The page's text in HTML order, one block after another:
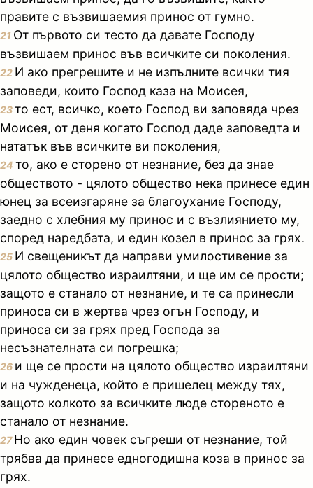
правите с възвишаемия принос от гумно.
21 От първото си тесто да давате Господу
възвишаем принос във всичките си поколения.
22 И ако прегрешите и не изпълните всички тия
заповеди, които Господ каза на Моисея,
23то ест, всичко, което Господ ви заповяда чрез
Моисея, от деня когато Господ даде заповедта и
нататък във всичките ви поколения,
24 то, ако е сторено от незнание, без да знае
обществото - цялото общество нека принесе един
юнец за всеизгаряне за благоухание Господу,
заедно с хлебния му принос и с възлиянието му,
според наредбата, и един козел в принос за грях.
25 И свещеникът да направи умилостивение за
цялото общество израилтяни, и ще им се прости;
защото е станало от незнание, и те са принесли
приноса си в жертва чрез огън Господу, и
приноса си за грях пред Господа за
несъзнателната си погрешка;
26 и ще се прости на цялото общество израилтяни
и на чужденеца, който е пришелец между тях,
защото колкото за всичките люде стореното е
станало от незнание.
27Но ако един човек съгреши от незнание, той
трябва да принесе едногодишна коза в принос за
грях.